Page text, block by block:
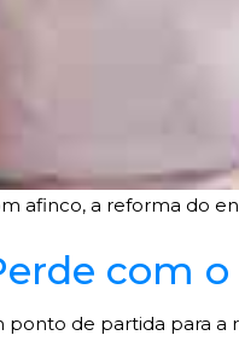
afinco, a reforma do
com
de partida para a